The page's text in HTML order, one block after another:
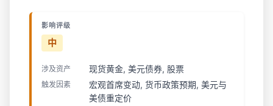
影响评级
中
涉及资产 现货黄金, 美元债券, 股票
触发因素
宏观首席变动, 货币政策预期, 美元与
美债重定价